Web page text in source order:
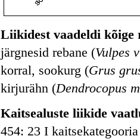
Liikidest vaadeldi kõige
järgnesid rebane (Vulpes
korral, sookurg (Grus
kirjurähn (Dendrocopus
Kaitsealuste liikide
454: 23 I